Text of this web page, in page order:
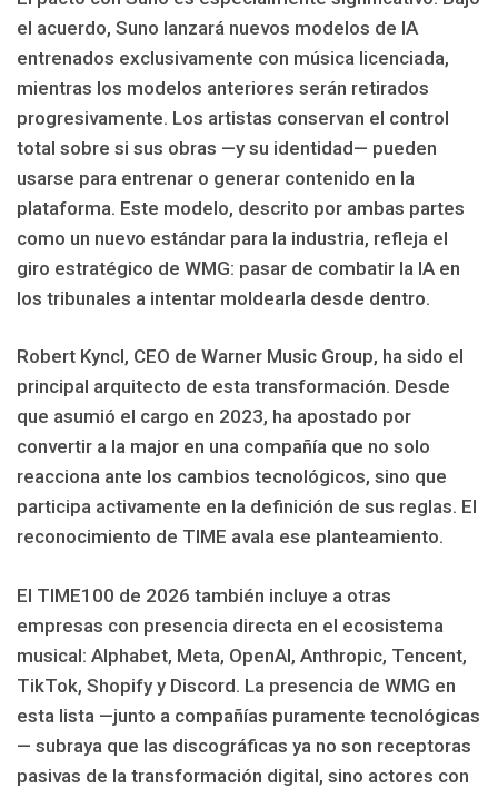
el acuerdo, Suno lanzará nuevos modelos de IA
entrenados exclusivamente con música licenciada,
mientras los modelos anteriores serán retirados
progresivamente. Los artistas conservan el control
total sobre si sus obras —y su identidad— pueden
usarse para entrenar o generar contenido en la
plataforma. Este modelo, descrito por ambas partes
como un nuevo estándar para la industria, refleja el
giro estratégico de WMG: pasar de combatir la IA en
los tribunales a intentar moldearla desde dentro.
Robert Kyncl, CEO de Warner Music Group, ha sido el
principal arquitecto de esta transformación. Desde
que asumió el cargo en 2023, ha apostado por
convertir a la major en una compañía que no solo
reacciona ante los cambios tecnológicos, sino que
participa activamente en la definición de sus reglas. El
reconocimiento de TIME avala ese planteamiento.
El TIME100 de 2026 también incluye a otras
empresas con presencia directa en el ecosistema
musical: Alphabet, Meta, OpenAI, Anthropic, Tencent,
TikTok, Shopify y Discord. La presencia de WMG en
esta lista —junto a compañías puramente tecnológicas
— subraya que las discográficas ya no son receptoras
pasivas de la transformación digital, sino actores con